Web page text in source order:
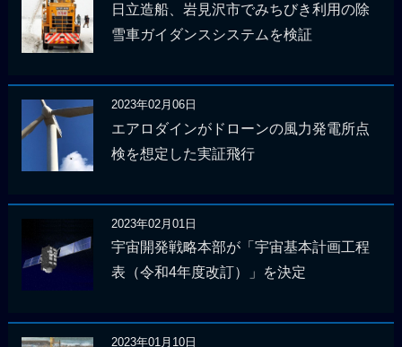
日立造船、岩見沢市でみちびき利用の除
雪車ガイダンスシステムを検証
2023年02月06日
エアロダインがドローンの風力発電所点
検を想定した実証飛行
2023年02月01日
宇宙開発戦略本部が「宇宙基本計画工程
表（令和4年度改訂）」を決定
2023年01月10日